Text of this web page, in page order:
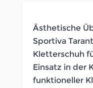
Ästhetische
Sportiva
Kletterschuh
Einsatz in der
funktioneller